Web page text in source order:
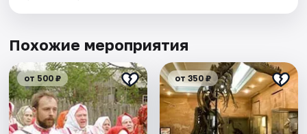
Похожие мероприятия
от 500 ₽ от 350 ₽